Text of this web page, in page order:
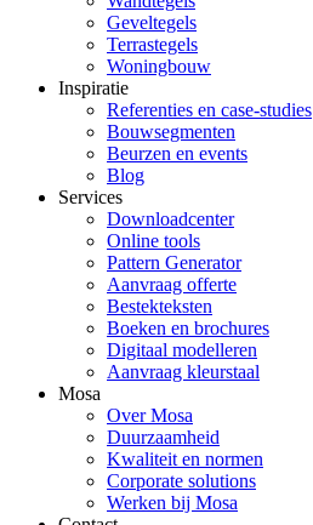
Geveltegels
Terrastegels
Woningbouw
Inspiratie
Referenties en case-studies
Bouwsegmenten
Beurzen en events
Blog
Services
Downloadcenter
Online tools
Pattern Generator
Aanvraag offerte
Bestekteksten
Boeken en brochures
Digitaal modelleren
Aanvraag kleurstaal
Mosa
Over Mosa
Duurzaamheid
Kwaliteit en normen
Corporate solutions
Werken bij Mosa